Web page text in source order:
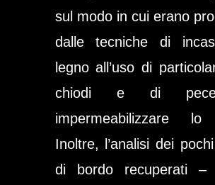
sul modo in cui erano
dalle tecniche di
legno all’uso di
chiodi e di
impermeabilizzare lo
Inoltre, l’analisi dei
di bordo recuperati –